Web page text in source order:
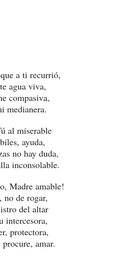
a ti recurrió,
agua viva,
compasiva,
medianera.
al miserable
ayuda,
no hay duda,
inconsolable.
Madre amable!
no de rogar,
del altar
intercesora,
protectora,
amar.